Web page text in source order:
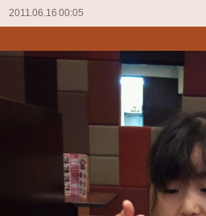
2011.06.16 00:05